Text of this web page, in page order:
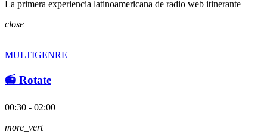
La primera experiencia latinoamericana de radio web itinerante
close
MULTIGENRE
📻 Rotate
00:30 - 02:00
more_vert